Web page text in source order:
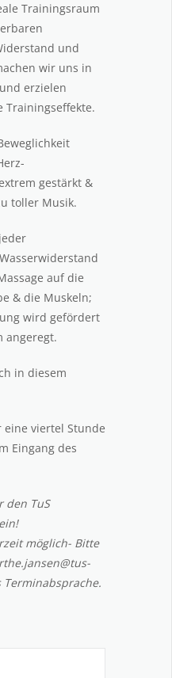
Trainingsraum
und
wir uns in
erzielen
Trainingseffekte.
gestärkt &
toller Musik.
auf die
& die Muskeln;
wird gefördert
angeregt.
in diesem
viertel Stunde
Eingang des
den TuS
möglich- Bitte